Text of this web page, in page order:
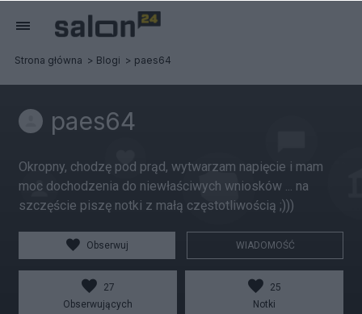
Strona główna Blogi paes64
paes64
Okropny, chodzę pod prąd, wytwarzam napięcie i mam
moc dochodzenia do niewłaściwych wniosków ... na
szczęście piszę notki z małą częstotliwością ;)))
Obserwuj WIADOMOŚĆ
27
Obserwujących
25
Notki